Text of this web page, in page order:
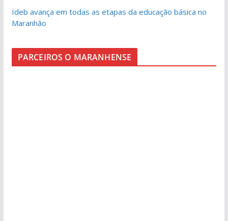
Ideb avança em todas as etapas da educação básica no
Maranhão
PARCEIROS O MARANHENSE